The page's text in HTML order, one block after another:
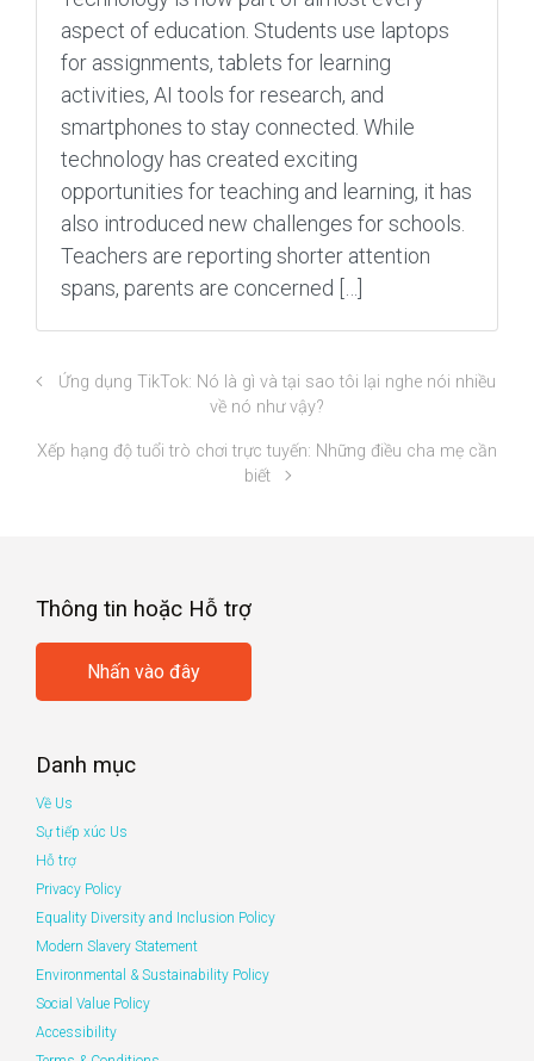
aspect of education. Students use laptops
for assignments, tablets for learning
activities, AI tools for research, and
smartphones to stay connected. While
technology has created exciting
opportunities for teaching and learning, it has
also introduced new challenges for schools.
Teachers are reporting shorter attention
spans, parents are concerned […]
Ứng dụng TikTok: Nó là gì và tại sao tôi lại nghe nói nhiều
về nó như vậy?
Xếp hạng độ tuổi trò chơi trực tuyến: Những điều cha mẹ cần
biết
Thông tin hoặc Hỗ trợ
Nhấn vào đây
Danh mục
Về Us
Sự tiếp xúc Us
Hỗ trợ
Privacy Policy
Equality Diversity and Inclusion Policy
Modern Slavery Statement
Environmental & Sustainability Policy
Social Value Policy
Accessibility